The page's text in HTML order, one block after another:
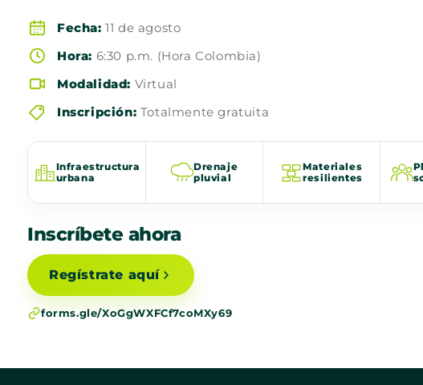
Fecha: 11 de agosto
Hora: 6:30 p.m. (Hora Colombia)
Modalidad: Virtual
Inscripción: Totalmente gratuita
Infraestructura
urbana
Drenaje
pluvial
Materiales
resilientes
Inscríbete ahora
Regístrate aquí
forms.gle/XoGgWXFCf7coMXy69